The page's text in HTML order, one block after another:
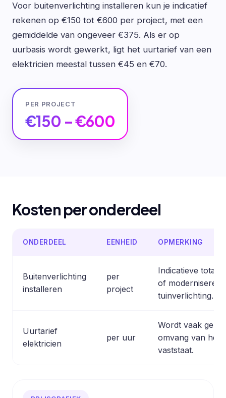
Voor buitenverlichting installeren kun je indicatief
rekenen op €150 tot €600 per project, met een
gemiddelde van ongeveer €375. Als er op
uurbasis wordt gewerkt, ligt het uurtarief van een
elektricien meestal tussen €45 en €70.
PER PROJECT
€150 – €600
Kosten per onderdeel
ONDERDEEL EENHEID OPMERKING
Buitenverlichting
installeren
per
project
Indicatieve
of moderniseren
tuinverlichting.
Uurtarief
elektricien
per uur
Wordt vaak
omvang van het
vaststaat.